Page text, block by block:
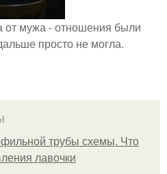
от мужа - отношения были
просто не могла.
трубы схемы. Что
лавочки